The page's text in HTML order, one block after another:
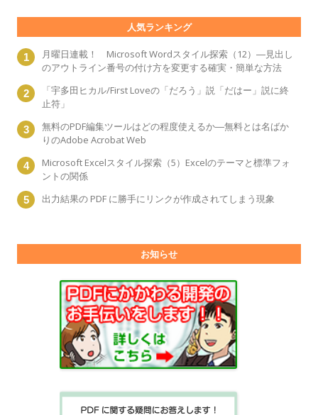
人気ランキング
月曜日連載！ Microsoft Wordスタイル探索（12）―見出し
のアウトライン番号の付け方を変更する確実・簡単な方法
「宇多田ヒカル/First Loveの「だろう」説「だはー」説に終
止符」
無料のPDF編集ツールはどの程度使えるか―無料とは名ばか
りのAdobe Acrobat Web
Microsoft Excelスタイル探索（5）Excelのテーマと標準フォ
ントの関係
出力結果の PDF に勝手にリンクが作成されてしまう現象
お知らせ